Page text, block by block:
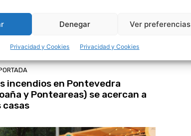
Denegar Ver preferencias
Privacidad y Cookies Privacidad y Cookies
incendios en Pontevedra
y Ponteareas) se acercan a
casas